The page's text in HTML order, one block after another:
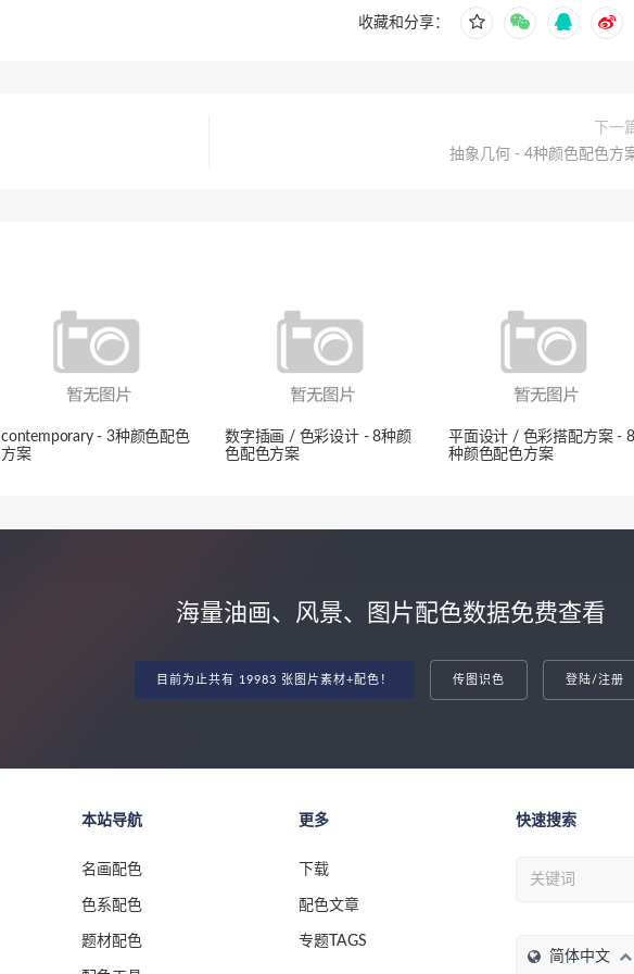
收藏和分享：
下一
抽象几何 - 4种颜色配色方
contemporary - 3种颜色配色
方案
数字插画 / 色彩设计 - 8种颜
色配色方案
平面设计 / 色彩搭配方案 - 8
种颜色配色方案
海量油画、风景、图片配色数据免费查看
目前为止共有 19983 张图片素材+配色！ 传图识色 登陆/注册
本站导航
名画配色
色系配色
题材配色
更多
下载
配色文章
专题TAGS
快速搜索
简体中文